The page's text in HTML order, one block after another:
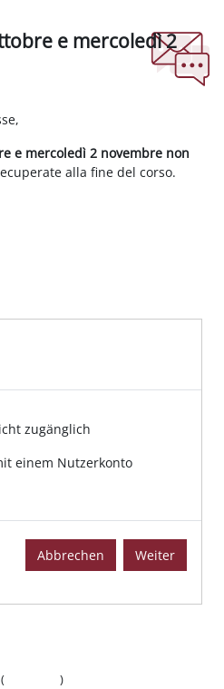
e mercoledì 2
e mercoledì 2 novembre non
alla fine del corso.
zugänglich
einem Nutzerkonto
Abbrechen Weiter
)